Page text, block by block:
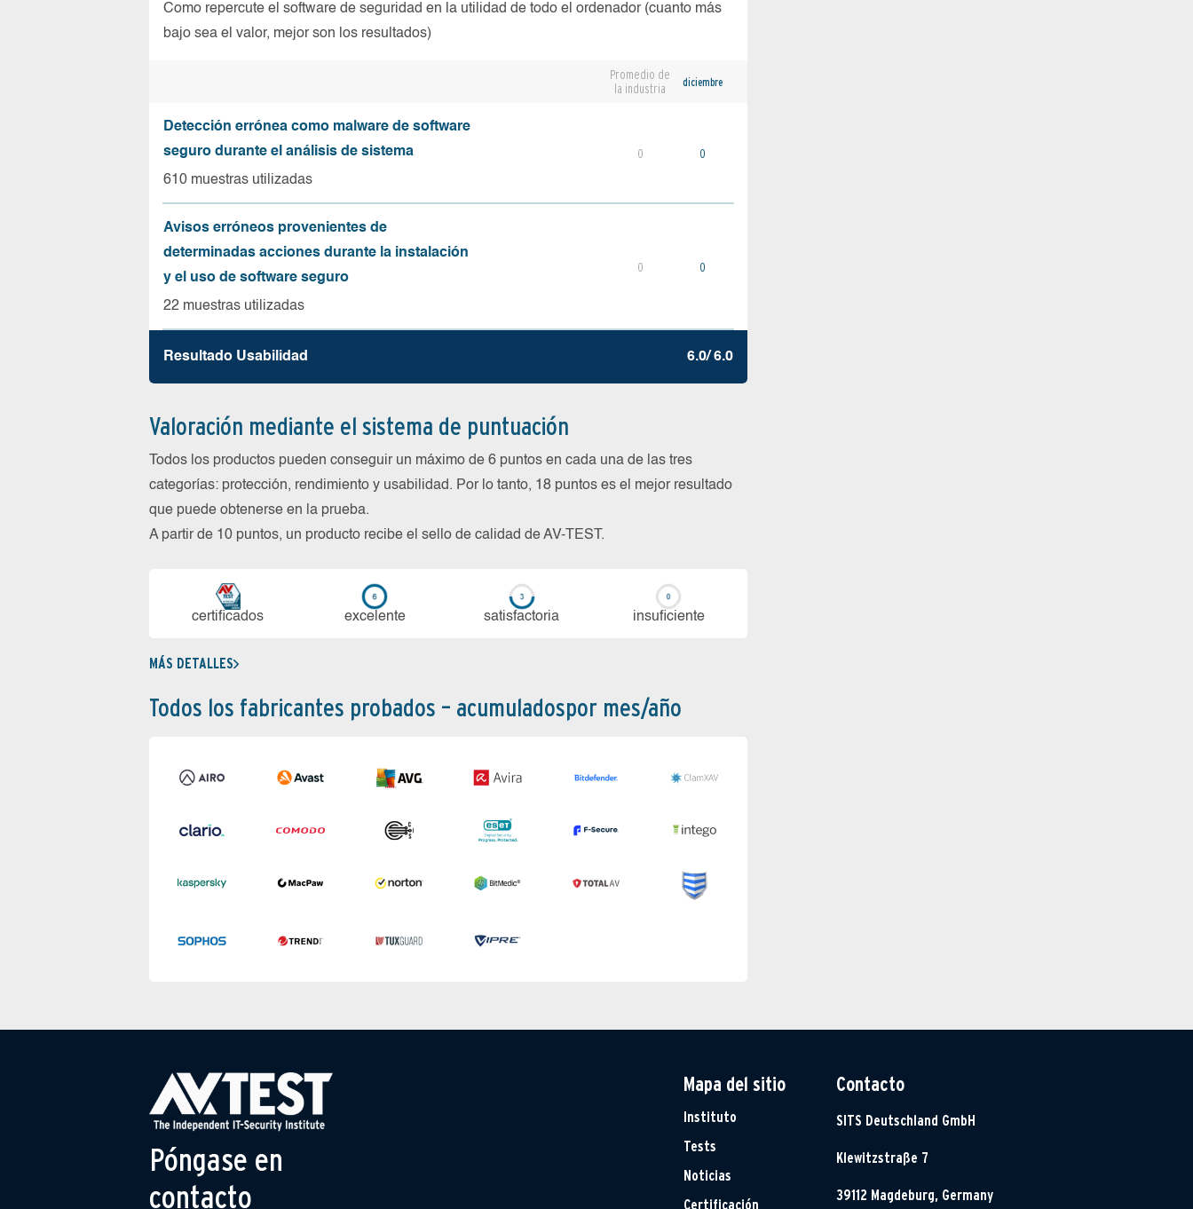
Como repercute el software de seguridad en la utilidad de todo el ordenador (cuanto más
bajo sea el valor, mejor son los resultados)
Promedio de
la industria
diciembre
Detección errónea como malware de software
seguro durante el análisis de sistema
610 muestras utilizadas
0 0
Avisos erróneos provenientes de
determinadas acciones durante la instalación
y el uso de software seguro
22 muestras utilizadas
0 0
Resultado Usabilidad 6.0/ 6.0
Valoración mediante el sistema de puntuación
Todos los productos pueden conseguir un máximo de 6 puntos en cada una de las tres
categorías: protección, rendimiento y usabilidad. Por lo tanto, 18 puntos es el mejor resultado
que puede obtenerse en la prueba.
A partir de 10 puntos, un producto recibe el sello de calidad de AV-TEST.
certi­ficados ex­ce­len­te sa­tis­fac­to­ria in­su­fi­cien­te
MÁS DETALLES
Todos los fabricantes probados – acumuladospor mes/año
Póngase en
contacto
Mapa del sitio
Instituto
Tests
Noticias
Certificación
Contacto
SITS Deutschland GmbH
Klewitzstraße 7
39112 Magdeburg, Germany